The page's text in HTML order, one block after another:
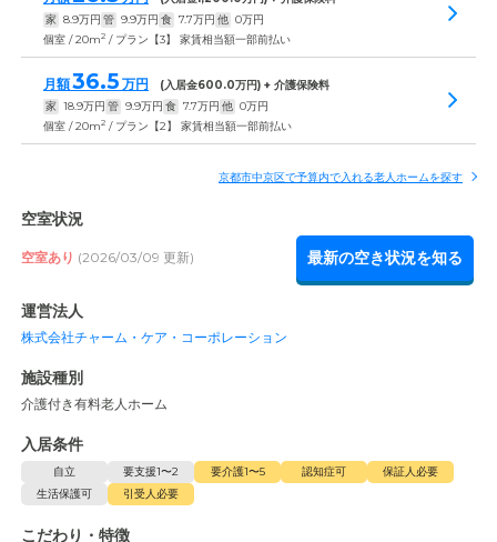
家 8.9万円 管 9.9万円 食 7.7万円 他 0万円
個室 / 20m2 / プラン【3】 家賃相当額一部前払い
月額36.5 万円 (入居金600.0万円) + 介護保険料
家 18.9万円 管 9.9万円 食 7.7万円 他 0万円
個室 / 20m2 / プラン【2】 家賃相当額一部前払い
京都市中京区で予算内で入れる老人ホームを探す
空室状況
空室あり (2026/03/09 更新) 最新の空き状況を知る
運営法人
株式会社チャーム・ケア・コーポレーション
施設種別
介護付き有料老人ホーム
入居条件
自立 要支援1〜2 要介護1〜5 認知症可
保証人必要
生活保護可
引受人必要
こだわり・特徴